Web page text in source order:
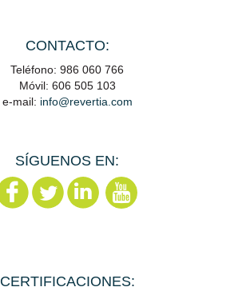
CONTACTO:
Teléfono: 986 060 766
Móvil: 606 505 103
e-mail: info@revertia.com
SÍGUENOS EN:
CERTIFICACIONES: